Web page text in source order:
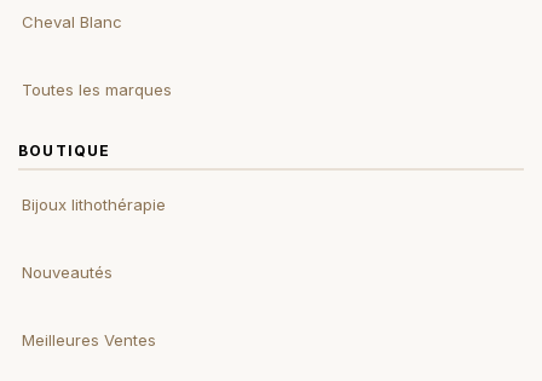
Cheval Blanc
Toutes les marques
BOUTIQUE
Bijoux lithothérapie
Nouveautés
Meilleures Ventes